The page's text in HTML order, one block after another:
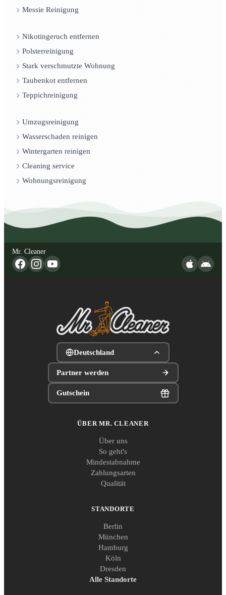
Messie Reinigung
Nikotingeruch entfernen
Polsterreinigung
Stark verschmutzte Wohnung
Taubenkot entfernen
Teppichreinigung
Umzugsreinigung
Wasserschaden reinigen
Wintergarten reinigen
Cleaning service
Wohnungsreinigung
Mr. Cleaner
Deutschland
Partner werden
Gutschein
ÜBER MR. CLEANER
Über uns
So geht's
Mindestabnahme
Zahlungsarten
Qualität
STANDORTE
Berlin
München
Hamburg
Köln
Dresden
Alle Standorte